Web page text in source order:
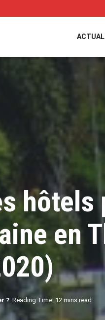
hôtels
en
? Reading Time: 12 mins read